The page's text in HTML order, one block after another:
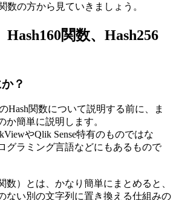
数の方から見ていきましょう。
Hash160関数、Hash256
？
Hash関数について説明する前に、ま
か簡単に説明します。
やQlik Sense特有のものではな
グラミング言語などにもあるもので
数）とは、かなり簡単にまとめると、
ない別の文字列に置き換える仕組みの